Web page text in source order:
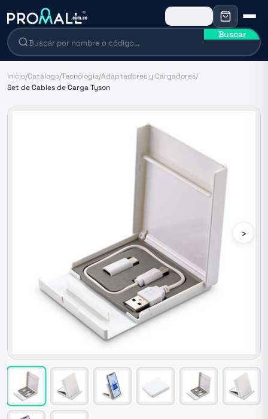
Buscar
Inicio/Catálogo/Tecnología/Adaptadores y Cargadores/
Set de Cables de Carga Tyson
›